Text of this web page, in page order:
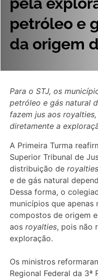
petróleo e
da origem
Para o STJ, os
petróleo e gás natural
fazem jus aos
diretamente a
​A Primeira Turma
Superior Tribunal de
distribuição de royalties
e de gás natural
Dessa forma, o
municípios que apenas
compostos de origem
aos royalties, pois não
exploração.
Os ministros
Regional Federal da 3ª